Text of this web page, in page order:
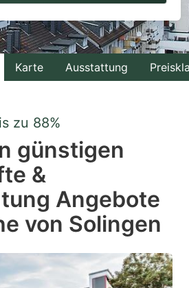
to
interact
with
the
a
Press
the
question
mark
key
Karte Ausstattung
zu 88%
günstigen
&
Angebote
von Solingen